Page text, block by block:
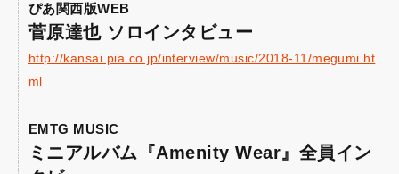
ぴあ関西版WEB
菅原達也 ソロインタビュー
http://kansai.pia.co.jp/interview/music/2018-11/megumi.ht
ml
EMTG MUSIC
ミニアルバム『Amenity Wear』全員イン